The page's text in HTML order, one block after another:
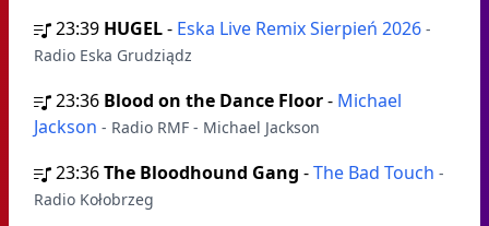
23:39 HUGEL- Eska Live Remix Sierpień 2026 -
Radio Eska Grudziądz
23:36 Blood on the Dance Floor- Michael
Jackson - Radio RMF - Michael Jackson
23:36The Bloodhound Gang -The Bad Touch -
Radio Kołobrzeg